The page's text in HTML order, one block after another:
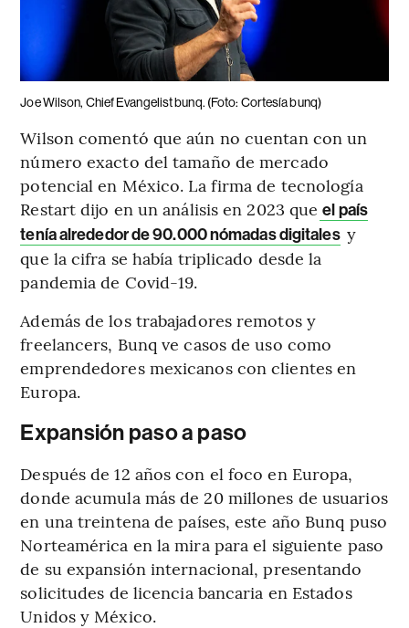
Joe Wilson, Chief Evangelist bunq. (Foto: Cortesía bunq)
Wilson comentó que aún no cuentan con un
número exacto del tamaño de mercado
potencial en México. La firma de tecnología
Restart dijo en un análisis en 2023 que el país
tenía alrededor de 90.000 nómadas digitales y
que la cifra se había triplicado desde la
pandemia de Covid-19.
Además de los trabajadores remotos y
freelancers, Bunq ve casos de uso como
emprendedores mexicanos con clientes en
Europa.
Expansión paso a paso
Después de 12 años con el foco en Europa,
donde acumula más de 20 millones de usuarios
en una treintena de países, este año Bunq puso
Norteamérica en la mira para el siguiente paso
de su expansión internacional, presentando
solicitudes de licencia bancaria en Estados
Unidos y México.